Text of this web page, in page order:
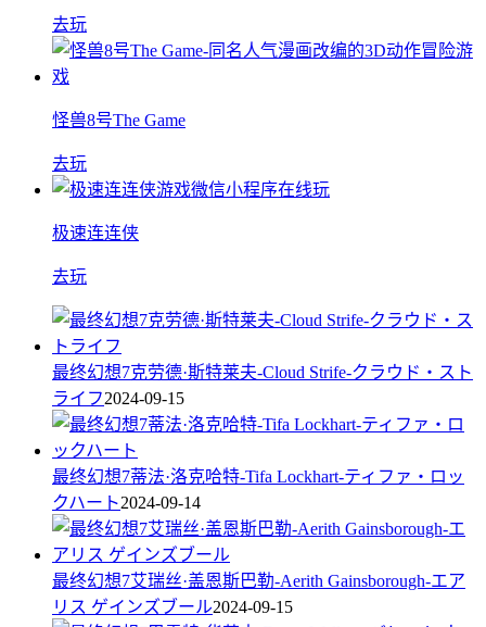
去玩
怪兽8号The Game
去玩
极速连连侠
去玩
最终幻想7克劳德·斯特莱夫-Cloud Strife-クラウド・スト
ライフ2024-09-15
最终幻想7蒂法·洛克哈特-Tifa Lockhart-ティファ・ロッ
クハート2024-09-14
最终幻想7艾瑞丝·盖恩斯巴勒-Aerith Gainsborough-エア
リス ゲインズブール2024-09-15